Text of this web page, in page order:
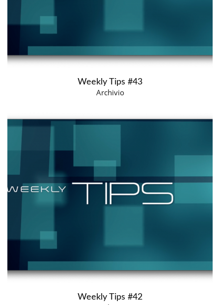
Weekly Tips #43
Archivio
Weekly Tips #42